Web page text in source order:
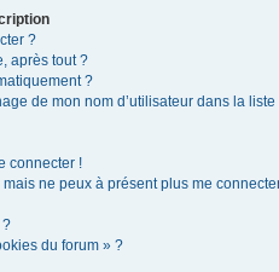
?
après tout ?
?
de mon nom d’utilisateur dans la liste
connecter !
ne peux à présent plus me
?
du forum » ?